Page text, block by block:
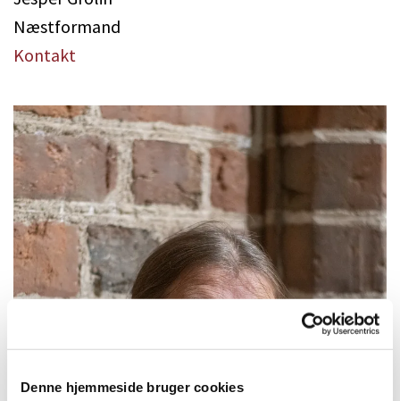
Denne hjemmeside bruger cookies
Næstformand
Kontakt